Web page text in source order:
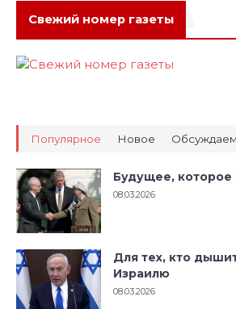
Свежий номер газеты
Популярное Новое
Будущее,
08.03.2026
Для тех, кто
Израилю
08.03.2026